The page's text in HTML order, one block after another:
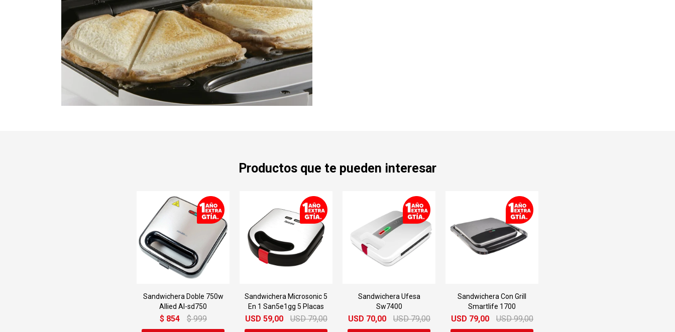
Productos que te pueden interesar
Sandwichera Doble 750w
Allied Al-sd750
$ 854 $ 999
Sandwichera Microsonic 5
En 1 San5e1gg 5 Placas
USD 59,00 USD 79,00
Sandwichera Ufesa
Sw7400
USD 70,00 USD 79,00
Sandwichera Con Grill
Smartlife 1700
USD 79,00 USD 99,00